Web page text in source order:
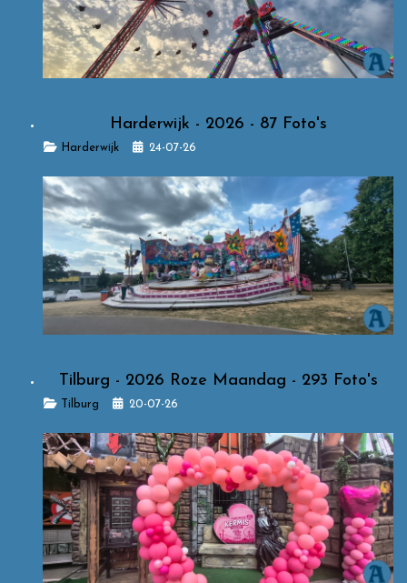
Harderwijk - 2026 - 87 Foto's
DetailsHarderwijk 24-07-26
Tilburg - 2026 Roze Maandag - 293 Foto's
Details
Tilburg 20-07-26